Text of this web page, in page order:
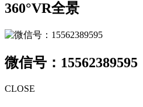
360°VR全景
微信号：15562389595
CLOSE